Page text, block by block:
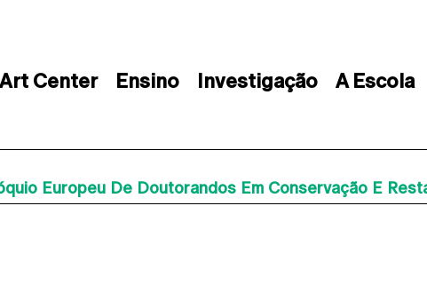
Art Center Ensino Investigação A Escola
Europeu De Doutorandos Em Conservação E